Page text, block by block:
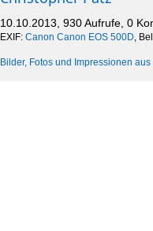
10.10.2013, 930 Aufrufe, 0
EXIF: Canon Canon EOS 500D,
Bilder, Fotos und Impressionen aus